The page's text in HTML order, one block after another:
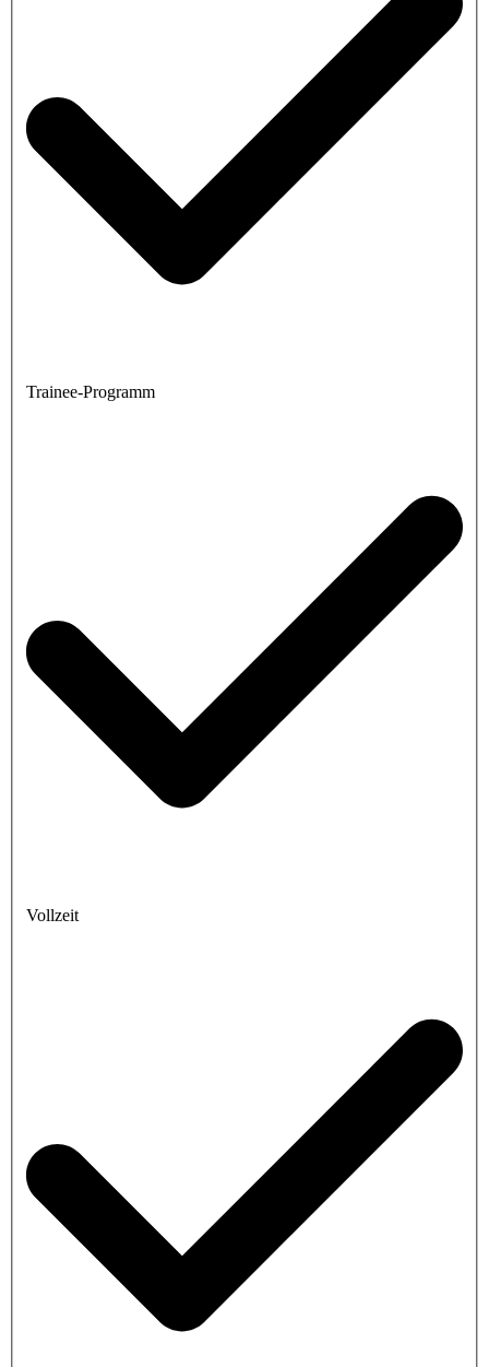
Trainee-Programm
Vollzeit